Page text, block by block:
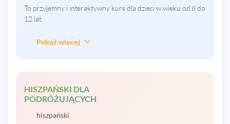
To przyjemny i interaktywny kurs dla dzieci w wieku od 8 do
12 lat.
Pokaż więcej
HISZPAŃSKI DLA
PODRÓŻUJĄCYCH
hiszpański